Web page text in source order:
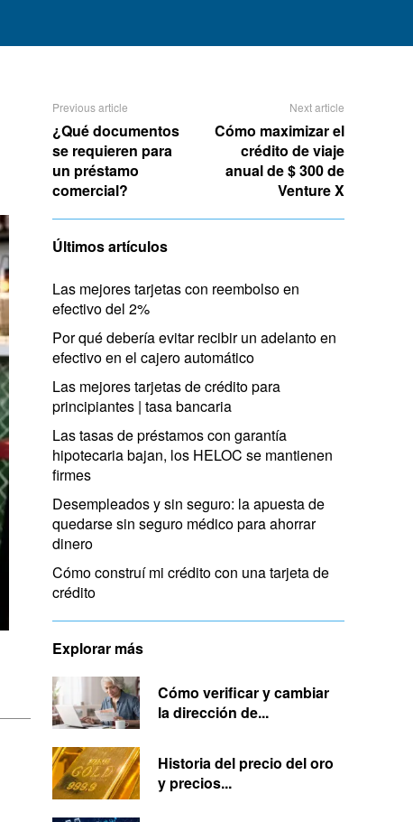
Previous article
¿Qué documentos
se requieren para
un préstamo
comercial?
Next article
Cómo maximizar el
crédito de viaje
anual de $ 300 de
Venture X
Últimos artículos
Las mejores tarjetas con reembolso en
efectivo del 2%
Por qué debería evitar recibir un adelanto en
efectivo en el cajero automático
Las mejores tarjetas de crédito para
principiantes | tasa bancaria
Las tasas de préstamos con garantía
hipotecaria bajan, los HELOC se mantienen
firmes
Desempleados y sin seguro: la apuesta de
quedarse sin seguro médico para ahorrar
dinero
Cómo construí mi crédito con una tarjeta de
crédito
Explorar más
Cómo verificar y cambiar
la dirección de...
Historia del precio del oro
y precios...